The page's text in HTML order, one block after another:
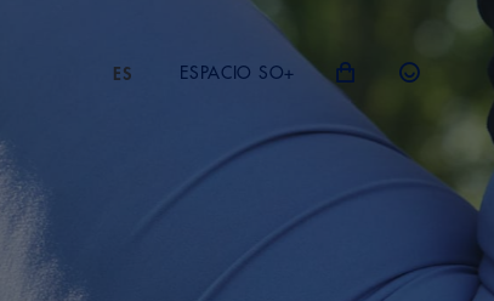
ES ESPACIO SO+